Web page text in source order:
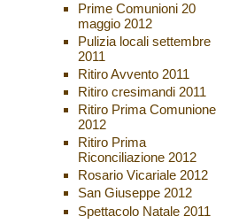
Prime Comunioni 20
maggio 2012
Pulizia locali settembre
2011
Ritiro Avvento 2011
Ritiro cresimandi 2011
Ritiro Prima Comunione
2012
Ritiro Prima
Riconciliazione 2012
Rosario Vicariale 2012
San Giuseppe 2012
Spettacolo Natale 2011